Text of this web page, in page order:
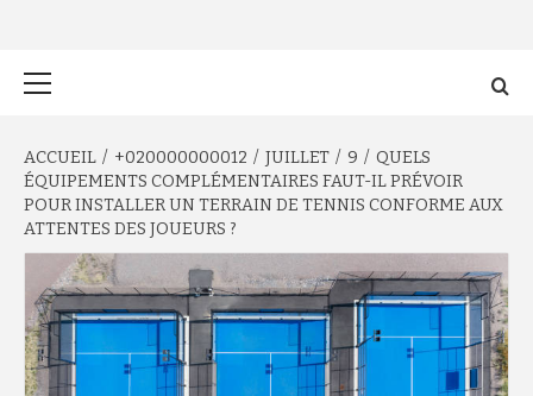
ACCUEIL +020000000012 JUILLET 9
QUELS
ÉQUIPEMENTS COMPLÉMENTAIRES FAUT-IL PRÉVOIR
POUR INSTALLER UN TERRAIN DE TENNIS CONFORME AUX
ATTENTES DES JOUEURS ?